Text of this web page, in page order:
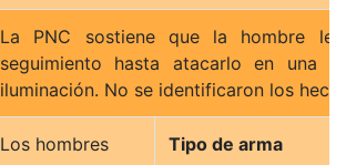
La PNC sostiene que la hombre le
seguimiento hasta atacarlo en una
iluminación. No se identificaron los
Los hombres Tipo de arma